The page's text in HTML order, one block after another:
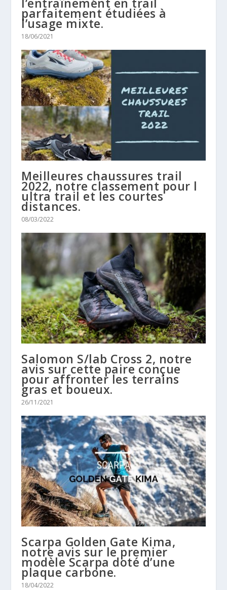
parfaitement étudiées à
l’usage mixte.
18/06/2021
Meilleures chaussures trail
2022, notre classement pour l
ultra trail et les courtes
distances.
08/03/2022
Salomon S/lab Cross 2, notre
avis sur cette paire conçue
pour affronter les terrains
gras et boueux.
26/11/2021
Scarpa Golden Gate Kima,
notre avis sur le premier
modèle Scarpa doté d’une
plaque carbone.
18/04/2022